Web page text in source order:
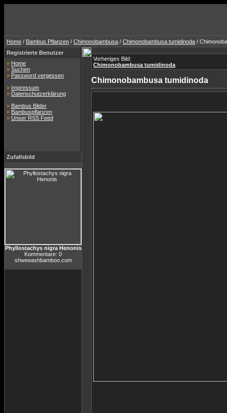
Home / Bambus Pflanzen / Chimonobambusa / Chimonobambusa tumidinoda /
Registrierte Benutzer
» Home
» Suchen
» Password vergessen
» Impressum
» Datenschutzerklärung
» Bambus Bilder
» Bambuspflanzen
» Unser RSS Feed
Zufallsbild
Phyllostachys nigra Henonis
Kommentare: 0
shweeashbamboo.com
Vorheriges Bild:
Chimonobambusa tumidinoda
Chimonobambusa tumidinoda